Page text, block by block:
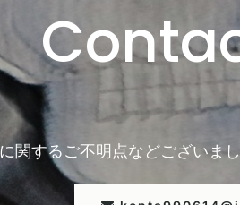
関するご不明点などございま